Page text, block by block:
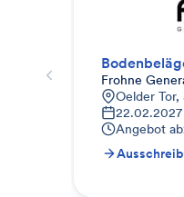
Frohne
Oelder
Angebot